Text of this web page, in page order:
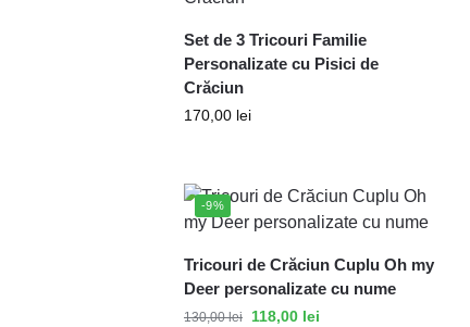
Set de 3 Tricouri Familie
Personalizate cu Pisici de
Crăciun
170,00 lei
-9%
Tricouri de Crăciun Cuplu Oh my
Deer personalizate cu nume
130,00lei 118,00 lei